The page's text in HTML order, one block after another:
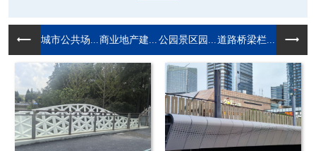
城市公共场... 商业地产建... 公园景区园... 道路桥梁栏...